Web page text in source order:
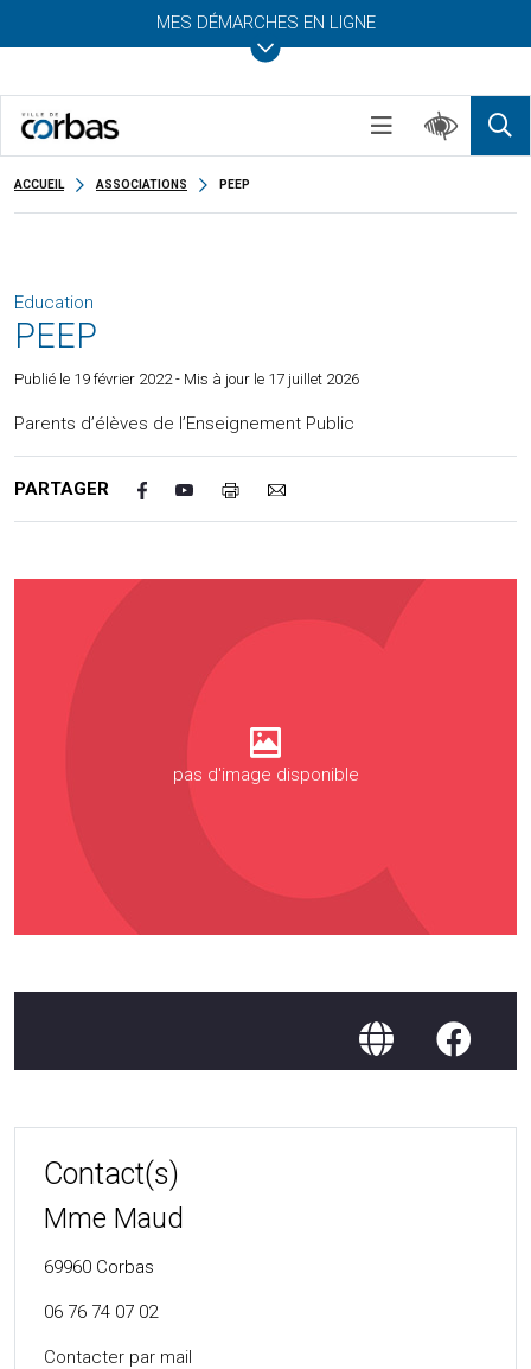
MES DÉMARCHES EN LIGNE
ACCUEIL ASSOCIATIONS PEEP
Education
PEEP
Publié le 19 février 2022- Mis à jour le 17 juillet 2026
Parents d’élèves de l’Enseignement Public
PARTAGER
pas d'image disponible
Contact(s)
Mme Maud
69960 Corbas
06 76 74 07 02
Contacter par mail